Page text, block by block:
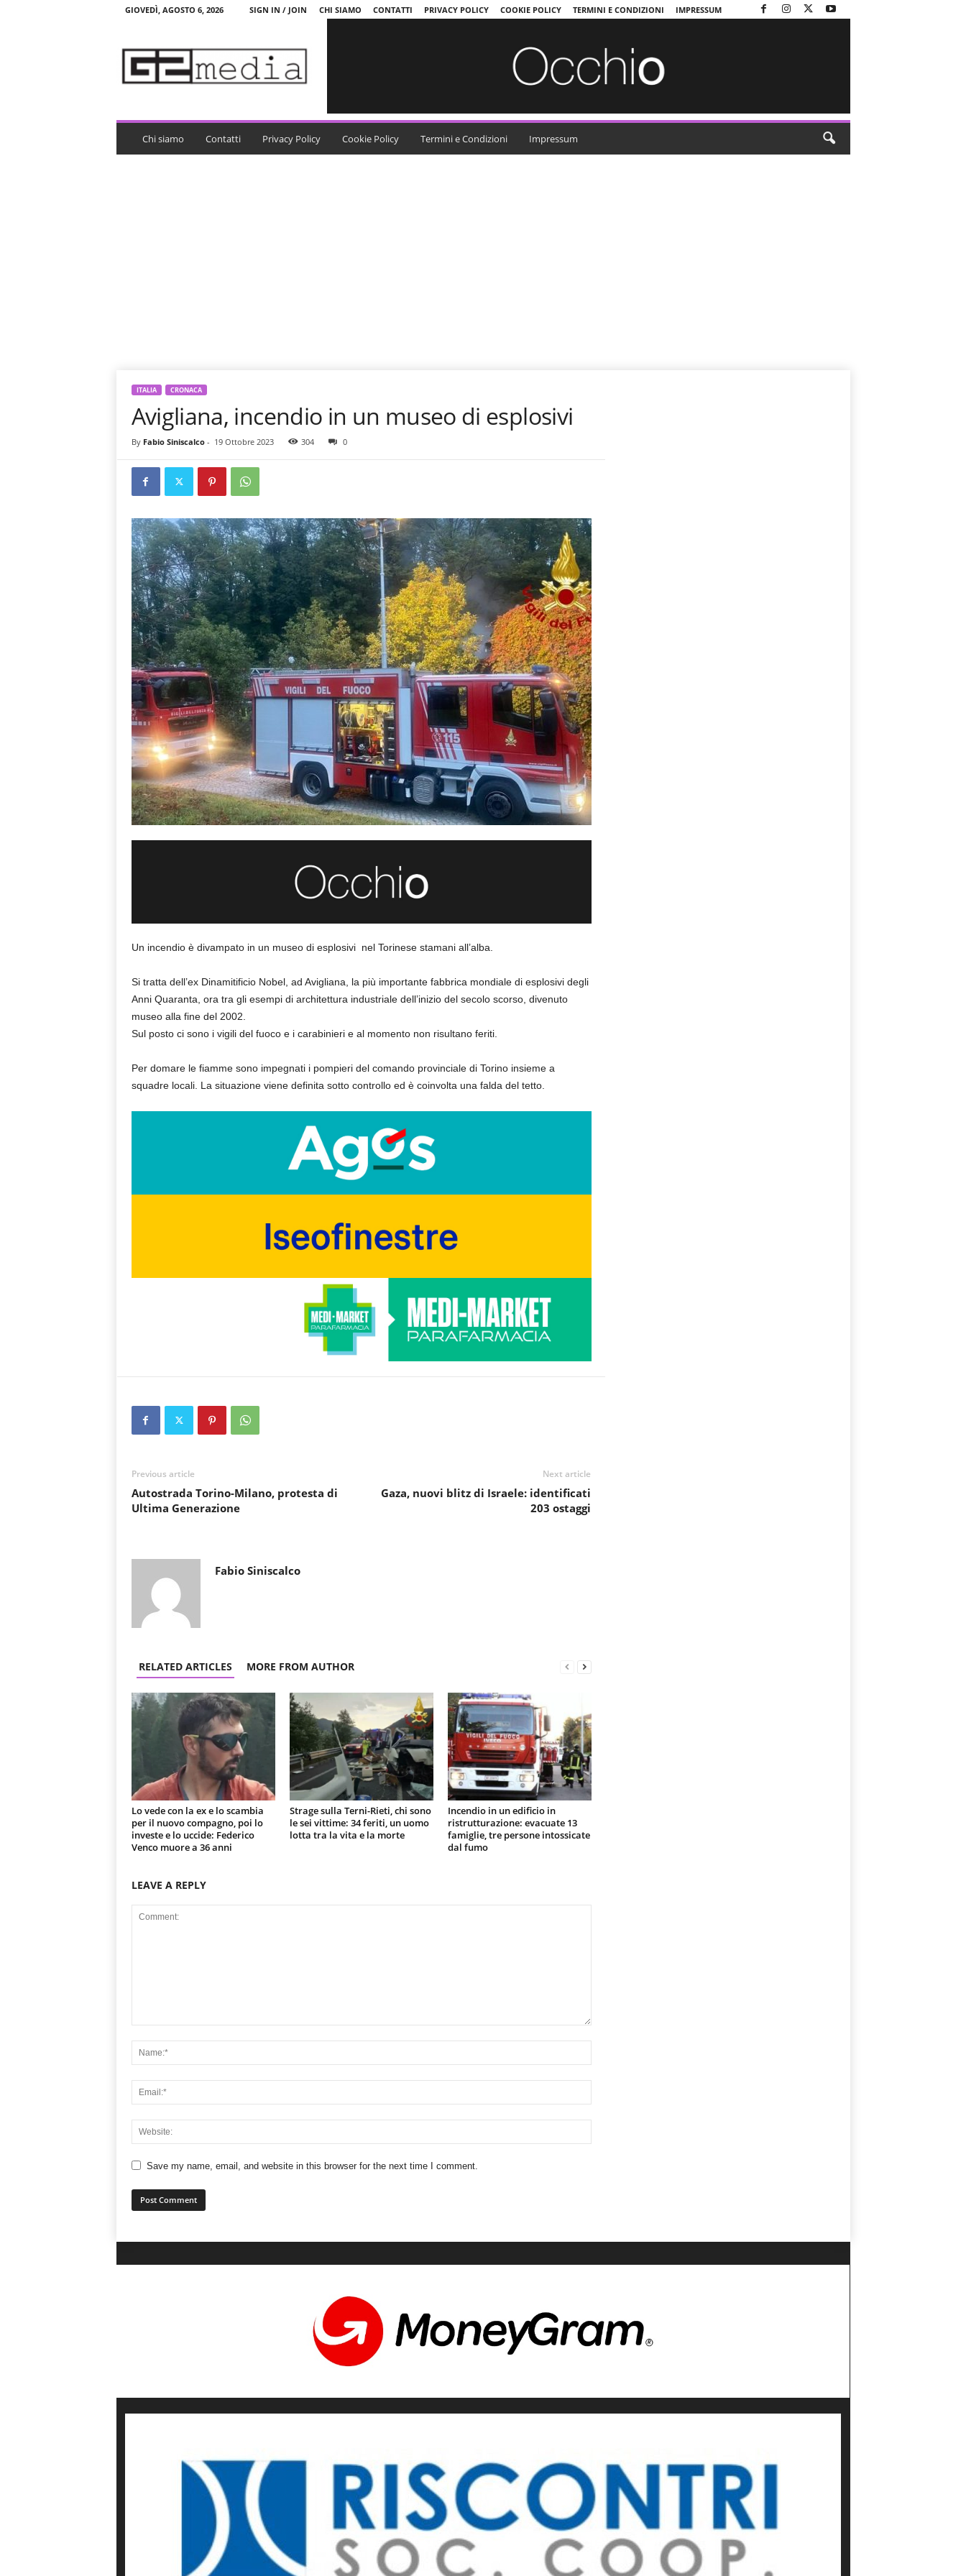
GIOVEDÌ, AGOSTO 6, 2026 SIGN IN / JOIN CHI SIAMO CONTATTI PRIVACY POLICY COOKIE POLICY TERMINI E CONDIZIONI IMPRESSUM
a
Chi siamo Contatti Privacy Policy Cookie Policy Termini e Condizioni Impressum
ITALIA CRONACA
Avigliana, incendio in un museo di esplosivi
By Fabio Siniscalco- 19 Ottobre 2023 304 0
Un incendio è divampato in un museo di esplosivi nel Torinese stamani all’alba.
Si tratta dell’ex Dinamitificio Nobel, ad Avigliana, la più importante fabbrica mondiale di esplosivi degli
Anni Quaranta, ora tra gli esempi di architettura industriale dell’inizio del secolo scorso, divenuto
museo alla fine del 2002.
Sul posto ci sono i vigili del fuoco e i carabinieri e al momento non risultano feriti.
Per domare le fiamme sono impegnati i pompieri del comando provinciale di Torino insieme a
squadre locali. La situazione viene definita sotto controllo ed è coinvolta una falda del tetto.
Previous article
Autostrada Torino-Milano, protesta di
Ultima Generazione
Next article
Gaza, nuovi blitz di Israele: identificati
203 ostaggi
Fabio Siniscalco
RELATED ARTICLES MORE FROM AUTHOR
Lo vede con la ex e lo scambia
per il nuovo compagno, poi lo
investe e lo uccide: Federico
Venco muore a 36 anni
Strage sulla Terni-Rieti, chi sono
le sei vittime: 34 feriti, un uomo
lotta tra la vita e la morte
Incendio in un edificio in
ristrutturazione: evacuate 13
famiglie, tre persone intossicate
dal fumo
LEAVE A REPLY
Save my name, email, and website in this browser for the next time I comment.